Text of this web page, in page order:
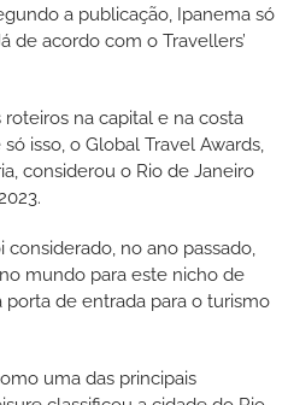
a publicação, Ipanema só
de acordo com o Travellers’
na capital e na costa
isso, o Global Travel Awards,
considerou o Rio de Janeiro
no ano passado,
mundo para este nicho de
de entrada para o turismo
uma das principais